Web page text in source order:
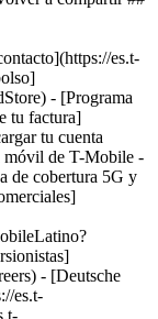
es.t-
- [Programa
tu factura]
tu cuenta
móvil de T-Mobile -
de cobertura 5G y
- [Deutsche
es.t-